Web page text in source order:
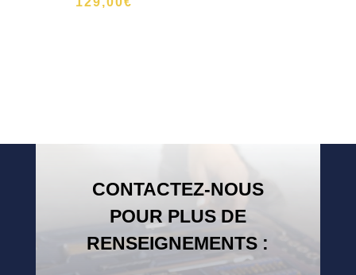
CONTACTEZ-NOUS
POUR PLUS DE
RENSEIGNEMENTS :